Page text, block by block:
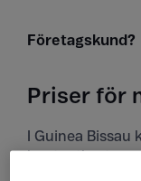
Företagskund?
Priser för
I Guinea
kontantkort.